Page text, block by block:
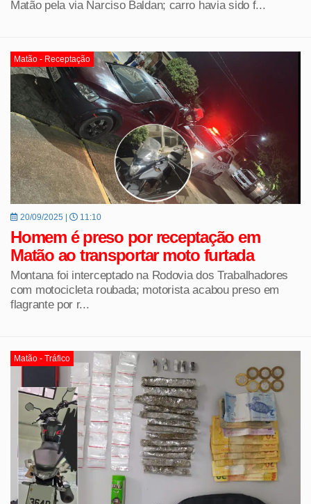
Matão pela via Narciso Baldan; carro havia sido f...
Matão - Receptação
20/09/2025 | 11:10
Homem é preso por receptação em
Matão ao transportar moto furtada
Montana foi interceptado na Rodovia dos Trabalhadores
com motocicleta roubada; motorista acabou preso em
flagrante por r...
Matão - Tráfico